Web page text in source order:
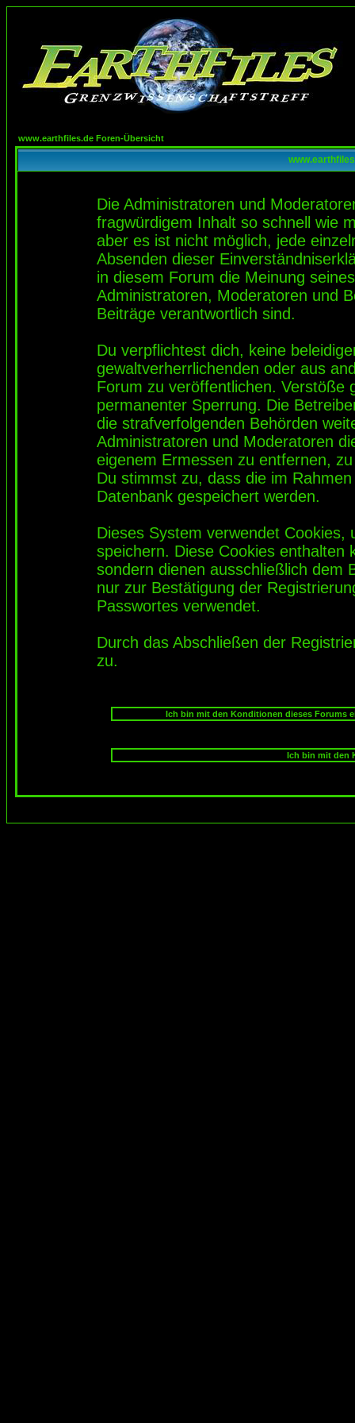
www.earthfiles.de Foren-Übersicht
Die Administratoren und
fragwürdigem Inhalt so schnell wie
aber es ist nicht möglich, jede
Absenden dieser
in diesem Forum die Meinung
Administratoren, Moderatoren und
Beiträge verantwortlich sind.
Du verpflichtest dich, keine
gewaltverherrlichenden oder aus
Forum zu veröffentlichen. Verstöße
permanenter Sperrung. Die
die strafverfolgenden Behörden
Administratoren und Moderatoren
eigenem Ermessen zu entfernen,
Du stimmst zu, dass die im
Datenbank gespeichert werden.
Dieses System verwendet
speichern. Diese Cookies enthalten
sondern dienen ausschließlich dem
nur zur Bestätigung der
Passwortes verwendet.
Durch das Abschließen der
zu.